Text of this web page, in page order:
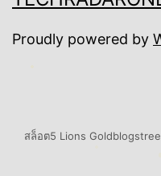
Proudly powered by
สล็อต5 Lions Gold